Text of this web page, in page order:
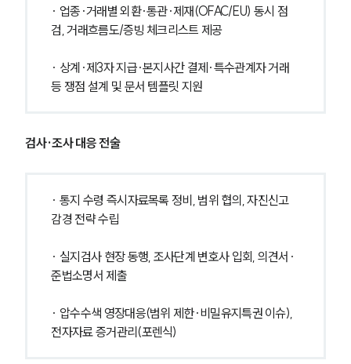
· 업종·거래별 외환·통관·제재(OFAC/EU) 동시 점
검, 거래흐름도/증빙 체크리스트 제공
· 상계·제3자 지급·본지사간 결제·특수관계자 거래
등 쟁점 설계 및 문서 템플릿 지원
검사·조사 대응 전술
· 통지 수령 즉시자료목록 정비, 범위 협의, 자진신고
감경 전략 수립
· 실지검사 현장 동행, 조사단계 변호사 입회, 의견서·
준법소명서 제출
· 압수수색 영장대응(범위 제한·비밀유지특권 이슈),
전자자료 증거관리(포렌식)